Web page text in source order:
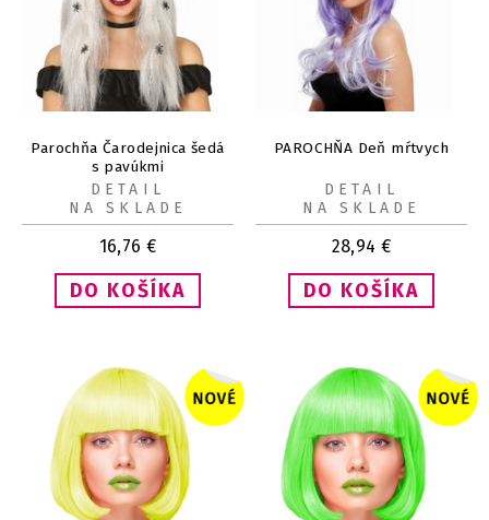
Parochňa Čarodejnica šedá
s pavúkmi
16,76 €
DETAIL
NA SKLADE
PAROCHŇA Deň mŕtvych
28,94 €
DETAIL
NA SKLADE